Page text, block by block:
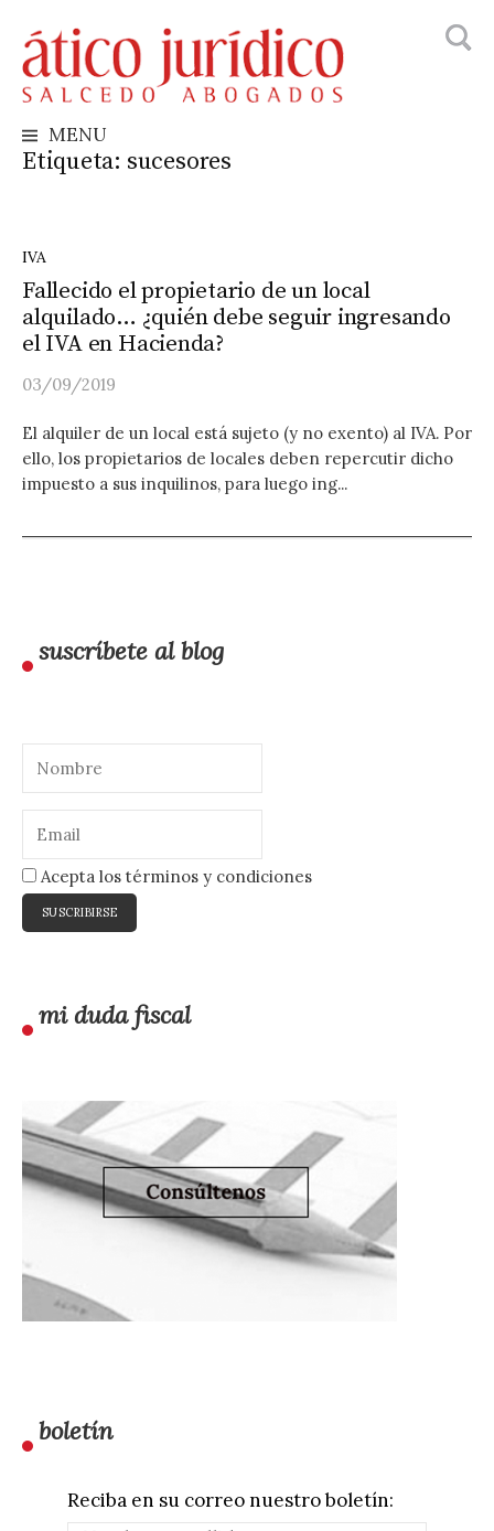
to
content
MENU
Etiqueta: sucesores
IVA
Fallecido el propietario de un local
alquilado… ¿quién debe seguir ingresando
el IVA en Hacienda?
03/09/2019
El alquiler de un local está sujeto (y no exento) al IVA. Por
ello, los propietarios de locales deben repercutir dicho
impuesto a sus inquilinos, para luego ing...
suscríbete al blog
Acepta los términos y condiciones
mi duda fiscal
boletín
Reciba en su correo nuestro boletín: